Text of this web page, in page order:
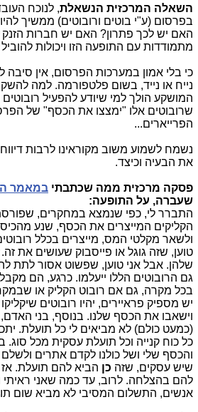
השאלה המרכזית הנשאלת, לנוכח
בפרסום (ע"י בוטים ורובוטים) ממשיך
האם יש לכך פתרון? האם יש חברות הזנק
מתמודדות עם התופעה הזו ויכולות
כי בלי אמון במערכות הפרסום, אין סיבה
נייח או נייד, בשום פלטפורמה. למה
המושקע הולך למי שיודע להפעיל רובוטים
שרובוטים אלו "ימצצו את הכסף" של
הפרייארים...
נשמח לשמוע משוב מקוראינו לרבות
את הבעיה וכיצד.
פסקה מרכזית ממה שכתבתי במאמר
שעברה, על התופעה:
התברר לי, כפי שנמצא במחקרים,
הקליקים המייצרים את הכסף, שנע מהכיס
ולשאר מקלטי המס, מייצרים בכלל
טוען, שזה גוגל או פייסבוק שעושים את
שלהן. אבל אני טוען, שפשוט אסור לתת
גם הרובוטים הללו ייעלמו. כרגע, הם
בכל מקרה, גם אם רובוט הקליק או
יש מספיק פראיירים, יהיו רובוטים
וישאבו את הכסף שלנו. בנוסף, בני
(כמעט כולם) לא מביאים לי כל תועלת.
כל כוח קנייה וכל תועלת עסקית מכל סוג.
והכסף שלי ושל כולנו לקדם אתרים ולשלם
שיש עסקים, שזה כן הביא להם תועלת. אז
להם בהצלחה. לרוב, עד כמה שאני ראיתי
אנשים, התשלום המסיבי לא מביא שום